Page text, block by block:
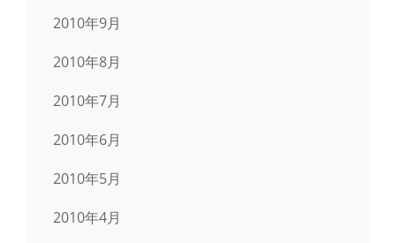
2010年9月
2010年8月
2010年7月
2010年6月
2010年5月
2010年4月